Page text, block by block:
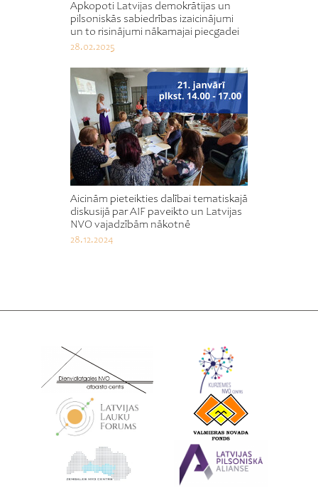
Apkopoti Latvijas demokrātijas un
pilsoniskās sabiedrības izaicinājumi
un to risinājumi nākamajai piecgadei
28.02.2025
Aicinām pieteikties dalībai tematiskajā
diskusijā par AIF paveikto un Latvijas
NVO vajadzībām nākotnē
28.12.2024